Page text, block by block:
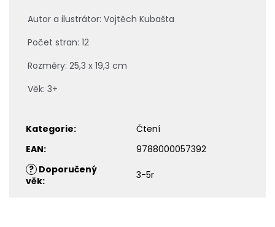
Autor a ilustrátor: Vojtěch Kubašta
Počet stran: 12
Rozměry: 25,3 x 19,3 cm
Věk: 3+
Kategorie:
Čtení
EAN:
9788000057392
? Doporučený
věk: 3-5r